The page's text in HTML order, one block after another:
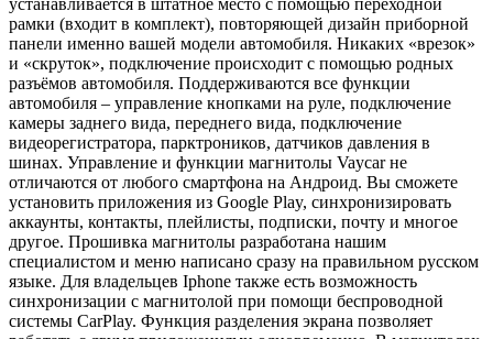
рамки (входит в комплект), повторяющей дизайн приборной
панели именно вашей модели автомобиля. Никаких «врезок»
и «скруток», подключение происходит с помощью родных
разъёмов автомобиля. Поддерживаются все функции
автомобиля – управление кнопками на руле, подключение
камеры заднего вида, переднего вида, подключение
видеорегистратора, парктроников, датчиков давления в
шинах. Управление и функции магнитолы Vaycar не
отличаются от любого смартфона на Андроид. Вы сможете
установить приложения из Google Play, синхронизировать
аккаунты, контакты, плейлисты, подписки, почту и многое
другое. Прошивка магнитолы разработана нашим
специалистом и меню написано сразу на правильном русском
языке. Для владельцев Iphone также есть возможность
синхронизации с магнитолой при помощи беспроводной
системы CarPlay. Функция разделения экрана позволяет